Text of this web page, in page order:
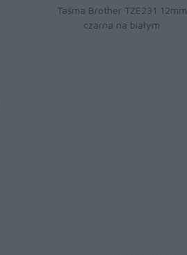
Taśma Brother TZE231 12mm
czarna na białym